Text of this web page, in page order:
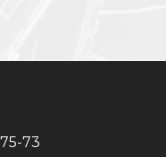
73